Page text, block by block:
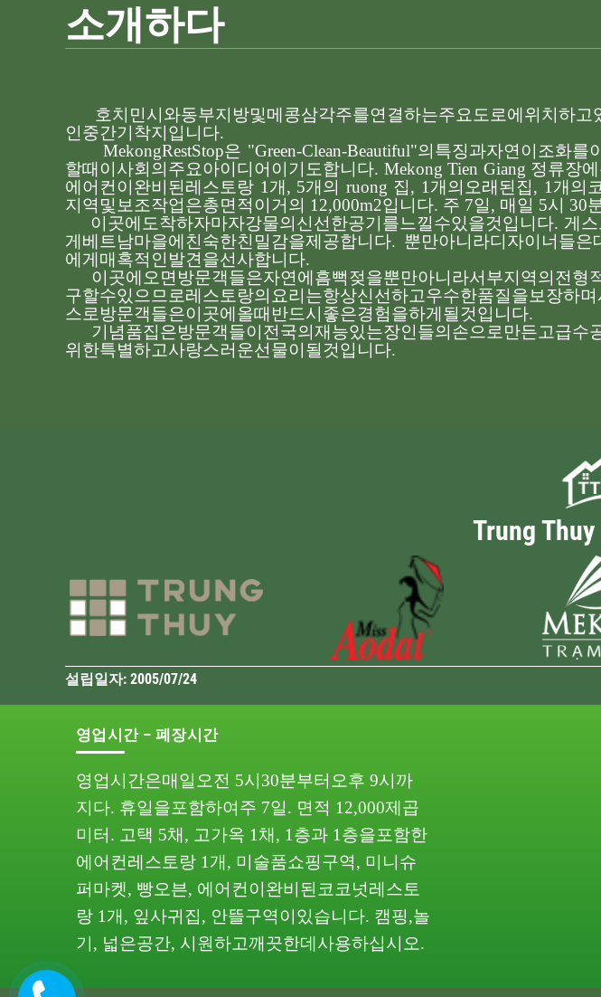
소개하다
호치민시와동부지방및메콩삼각주를연결하는주요 도로에 위치하고
인중간기착지입니다.
MekongRestStop은 "Green-Clean-Beautiful"의 특징과자연이 조화를
할때 이사회의 주요아이디어이기도합니다. Mekong Tien Giang 정류장
에어컨이 완비된 레스토랑 1 개 , 5개의 ruong 집, 1 개의 오래된 집, 1 개의
지역 및 보조작업은총면적이 거의 12,000m2입니다. 주 7일, 매일 5시 30
이곳에 도착하자마자강물의 신선한공기를느낄수있을것입니다. 게
게 베트남마을에 친숙한친밀감을제공합니다. 뿐만아니라디자이너들은
에게 매혹적인 발견을선사합니다.
이곳에 오면 방문객들은자연에 흠뻑젖을뿐만아니라서부지역의 전형
구할수있으므로레스토랑의 요리는항상신선하고우수한품질을보장하며
스로 방문객들은이곳에 올때 반드시 좋은경험을하게 될것입니다.
기념품집은방문객들이 전국의 재능있는장인들의 손으로 만든고급수
위한특별하고사랑스러운선물이 될것입니다.
Trung
설립일자: 2005/07/24
영업시간 – 폐장시간
영업시간은매일 오전 5시 30분부터 오후 9시까
지다. 휴일을포함하여 주 7일. 면적 12,000제곱
미터 . 고택 5채 , 고가옥 1 채 , 1 층과 1 층을포함한
에어컨레스토랑 1 개 , 미술품쇼핑구역, 미니 슈
퍼마켓, 빵오븐, 에어컨이 완비된 코코넛레스토
랑 1 개 , 잎사귀 집, 안뜰구역이 있습니다. 캠핑,놀
기 , 넓은공간, 시원하고깨끗한데 사용하십시오.